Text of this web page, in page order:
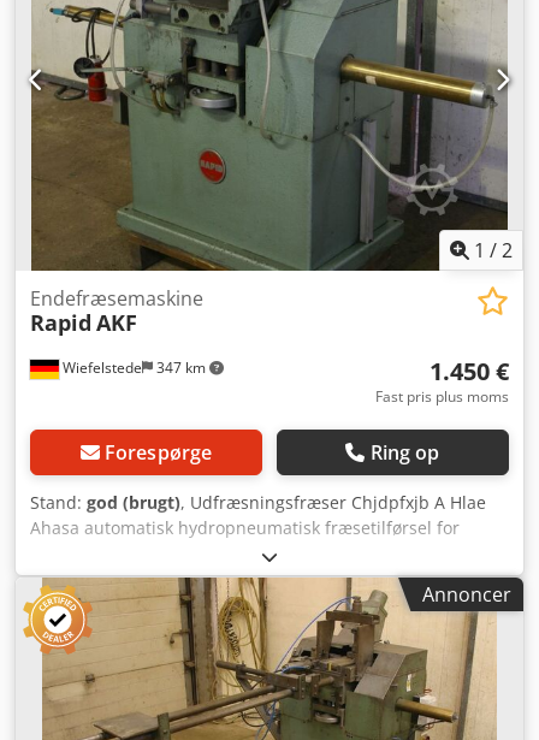
1 /2
Wiefelstede 347 km
Endefræsemaskine
Rapid AKF
1.450 €
Fast pris plus moms
Forespørge Ring op
Stand: god (brugt), Udfræsningsfræser Chjdpfxjb A Hlae
Ahasa automatisk hydropneumatisk fræsetilførsel for
fræser op til: maks. Ø 250 mm
Annoncer